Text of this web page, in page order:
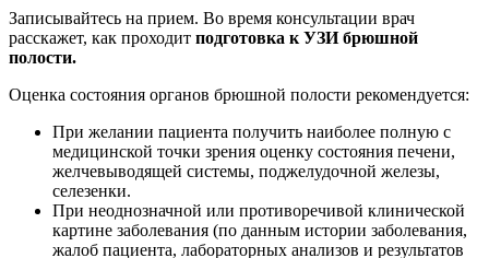
Записывайтесь на прием. Во время консультации врач
расскажет, как проходит подготовка к УЗИ брюшной
полости.
Оценка состояния органов брюшной полости рекомендуется:
При желании пациента получить наиболее полную с
медицинской точки зрения оценку состояния печени,
желчевыводящей системы, поджелудочной железы,
селезенки.
При неоднозначной или противоречивой клинической
картине заболевания (по данным истории заболевания,
жалоб пациента, лабораторных анализов и результатов